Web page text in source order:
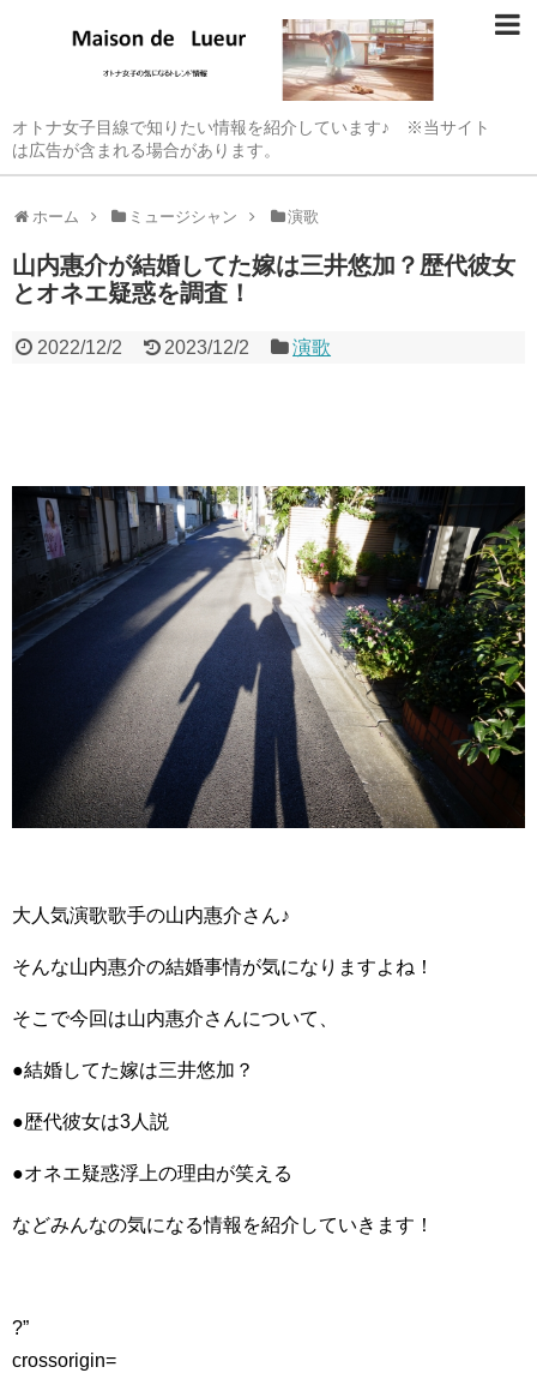
オトナ女子目線で知りたい情報を紹介しています♪ ※当サイト
は広告が含まれる場合があります。
ホーム ミュージシャン 演歌
山内惠介が結婚してた嫁は三井悠加？歴代彼女
とオネエ疑惑を調査！
2022/12/2 2023/12/2 演歌
大人気演歌歌手の山内惠介さん♪
そんな山内惠介の結婚事情が気になりますよね！
そこで今回は山内惠介さんについて、
●結婚してた嫁は三井悠加？
●歴代彼女は3人説
●オネエ疑惑浮上の理由が笑える
などみんなの気になる情報を紹介していきます！
?”
crossorigin=